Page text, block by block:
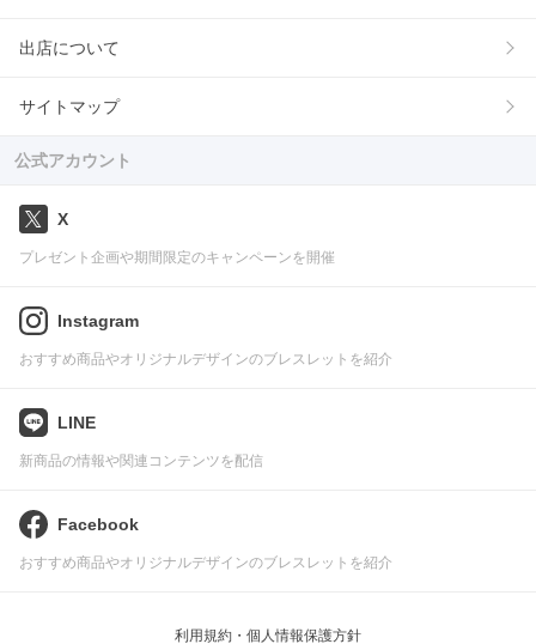
出店について
サイトマップ
公式アカウント
X
プレゼント企画や期間限定のキャンペーンを開催
Instagram
おすすめ商品やオリジナルデザインのブレスレットを紹介
LINE
新商品の情報や関連コンテンツを配信
Facebook
おすすめ商品やオリジナルデザインのブレスレットを紹介
利用規約・個人情報保護方針